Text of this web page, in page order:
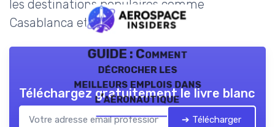
les destinations populaires comme
Casablanca et Marrakech.
GUIDE : Comment
décrocher les
meilleurs emplois dans
l’aéronautique
Téléchargez gratuitement le livre blanc
➔ Télécharger